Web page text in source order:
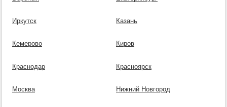
Иркутск Казань
Кемерово Киров
Краснодар Красноярск
Москва Нижний Новгород